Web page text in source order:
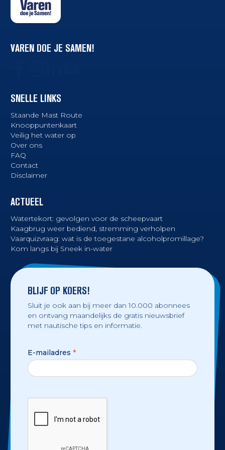
VAREN DOE JE SAMEN!
SNELLE LINKS
Staande Mast Route
Knooppuntenkaart
Veilig het water op
Over ons
FAQ
Contact
Disclaimer
ACTUEEL
Watertekort: gevolgen voor de scheepvaart
Kaagbrug weer bediend, stremming verholpen
Vaarquizvraag: wat is de toegestane alcoholpromillage?
Kom langs bij Sneek in-water
BLIJF OP KOERS!
Sluit je ook aan bij meer dan 10.000 abonnees
en ontvang maandelijks de gratis nieuwsbrief
met nautische tips en informatie.
E-mailadres *